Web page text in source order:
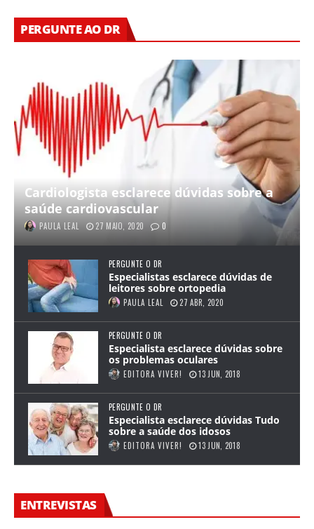
Loading PDF 21% ...
PERGUNTE AO DR
Cardiologista esclarece dúvidas sobre a
saúde cardiovascular
PAULA LEAL 27 MAIO, 2020 0
PERGUNTE O DR
Especialistas esclarece dúvidas de
leitores sobre ortopedia
PAULA LEAL 27 ABR, 2020
PERGUNTE O DR
Especialista esclarece dúvidas sobre
os problemas oculares
EDITORA VIVER! 13 JUN, 2018
PERGUNTE O DR
Especialista esclarece dúvidas Tudo
sobre a saúde dos idosos
EDITORA VIVER! 13 JUN, 2018
ENTREVISTAS